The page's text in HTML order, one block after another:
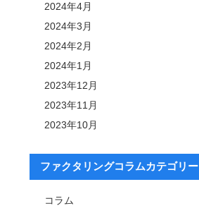
2024年4月
2024年3月
2024年2月
2024年1月
2023年12月
2023年11月
2023年10月
ファクタリングコラムカテゴリー
コラム